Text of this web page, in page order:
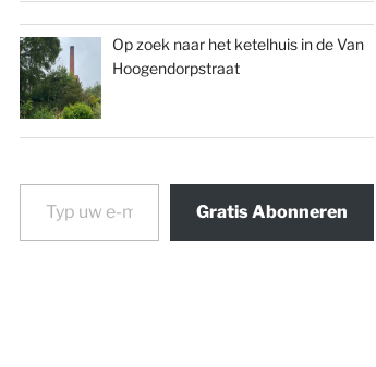
Op zoek naar het ketelhuis in de Van
Hoogendorpstraat
Typ uw e-mail...
Gratis Abonneren